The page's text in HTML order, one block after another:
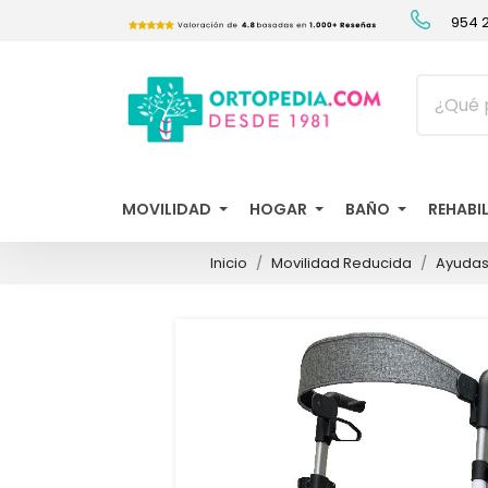
954
MOVILIDAD HOGAR BAÑO
Inicio Movilidad Reducida